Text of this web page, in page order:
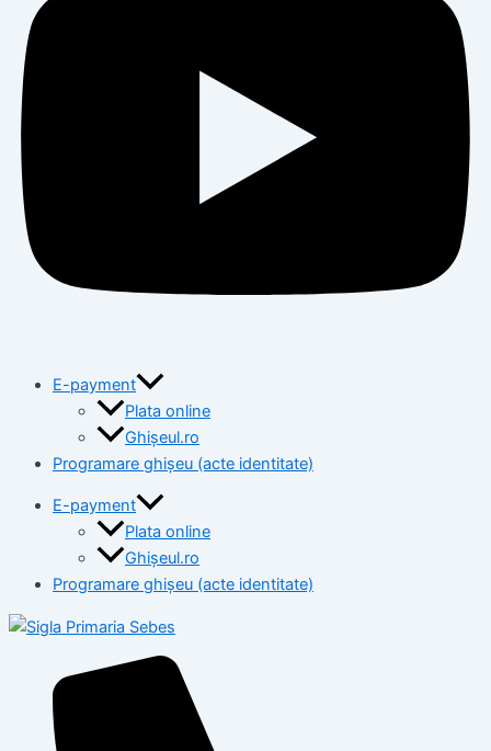
E-payment
Plata online
Ghișeul.ro
Programare ghișeu (acte identitate)
E-payment
Plata online
Ghișeul.ro
Programare ghișeu (acte identitate)